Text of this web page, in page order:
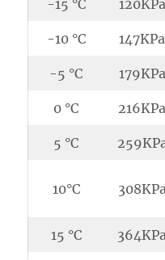
-15 °C 120KPa
-10 °C 147KPa
-5 °C 179KPa
0 °C 216KPa
5 °C
10°C 308KPa
15 °C 364KPa